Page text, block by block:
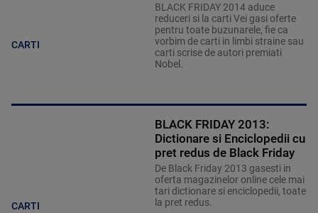
CARTI
BLACK FRIDAY 2014 aduce
reduceri si la carti Vei gasi oferte
pentru toate buzunarele, fie ca
vorbim de carti in limbi straine sau
carti scrise de autori premiati
Nobel.
CARTI
BLACK FRIDAY 2013:
Dictionare si Enciclopedii cu
pret redus de Black Friday
De Black Friday 2013 gasesti in
oferta magazinelor online cele mai
tari dictionare si enciclopedii, toate
la pret redus.